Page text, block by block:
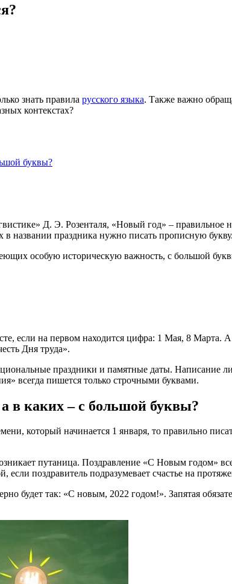
знать правила русского языка. Также важно
контекстах?
буквы?
Д. Э. Розенталя, «Новый год» – правильное
в названии праздника нужно писать прописную букву.
особую историческую важность, с большой
если на первом находится цифра: 1 Мая, 8 Марта.
Дня труда».
праздники и памятные даты.
всегда пишется только строчными буквами.
в каких – с большой буквы?
который начинается 1 января, то правильно
путаница. Поздравление «С Новым годом»
поздравитель подразумевает счастье на
будет так: «С новым, 2022 годом!». Запятая